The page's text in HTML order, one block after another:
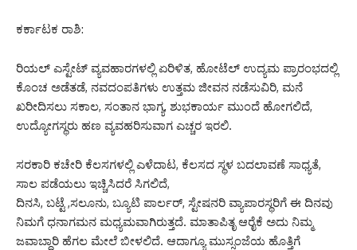
ಕರ್ಕಾಟಕ ರಾಶಿ:
ರಿಯಲ್ ಎಸ್ಟೇಟ್ ವ್ಯವಹಾರಗಳಲ್ಲಿ ಏರಿಳಿತ, ಹೋಟೆಲ್ ಉದ್ಯಮ ಪ್ರಾರಂಭದಲ್ಲಿ
ಕೊಂಚ ಅಡೆತಡೆ, ನವದಂಪತಿಗಳು ಉತ್ತಮ ಜೀವನ ನಡೆಸುವಿರಿ, ಮನೆ
ಖರೀದಿಸಲು ಸಕಾಲ, ಸಂತಾನ ಭಾಗ್ಯ, ಶುಭಕಾರ್ಯ ಮುಂದೆ ಹೋಗಲಿದೆ,
ಉದ್ಯೋಗಸ್ಥರು ಹಣ ವ್ಯವಹರಿಸುವಾಗ ಎಚ್ಚರ ಇರಲಿ.
ಸರಕಾರಿ ಕಚೇರಿ ಕೆಲಸಗಳಲ್ಲಿ ಎಳೆದಾಟ, ಕೆಲಸದ ಸ್ಥಳ ಬದಲಾವಣೆ ಸಾಧ್ಯತೆ,
ಸಾಲ ಪಡೆಯಲು ಇಚ್ಚಿಸಿದರೆ ಸಿಗಲಿದೆ,
ದಿನಸಿ, ಬಟ್ಟೆ ,ಸಲೂನು, ಬ್ಯೂಟಿ ಪಾರ್ಲರ್, ಸ್ಟೇಷನರಿ ವ್ಯಾಪಾರಸ್ಥರಿಗೆ ಈ ದಿನವು
ನಿಮಗೆ ಧನಾಗಮನ ಮಧ್ಯಮವಾಗಿರುತ್ತದೆ. ಮಾತಾಪಿತೃ ಆರೈಕೆ ಅದು ನಿಮ್ಮ
ಜವಾಬ್ದಾರಿ ಹೆಗಲ ಮೇಲೆ ಬೀಳಲಿದೆ. ಆದಾಗ್ಯೂ ಮುಸ್ಸಂಜೆಯ ಹೊತ್ತಿಗೆ